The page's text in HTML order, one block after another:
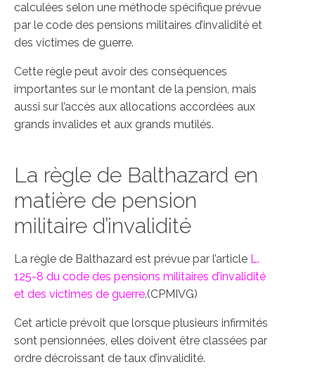
calculées selon une méthode spécifique prévue
par le code des pensions militaires d’invalidité et
des victimes de guerre.
Cette règle peut avoir des conséquences
importantes sur le montant de la pension, mais
aussi sur l’accès aux allocations accordées aux
grands invalides et aux grands mutilés.
La règle de Balthazard en
matière de pension
militaire d’invalidité
La règle de Balthazard est prévue par l’article L.
125-8 du code des pensions militaires d’invalidité
et des victimes de guerre.(CPMIVG)
Cet article prévoit que lorsque plusieurs infirmités
sont pensionnées, elles doivent être classées par
ordre décroissant de taux d’invalidité.